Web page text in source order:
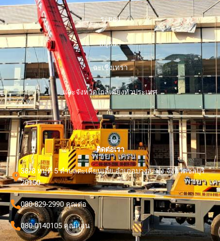
ระยอง
อยุธยา
ฉะเชิงเทรา
และจังหวัดใกล้เคียงทั่วประเทศ
ติดต่อเรา
38/8 หมู่ที่ 5 ตำบลตะเคียนเตี้ย อำเภอบางละมุง จังหวัดชลบุรี
20150
080-829-2990 คุณต่อ
080-0140105 คุณเเอน